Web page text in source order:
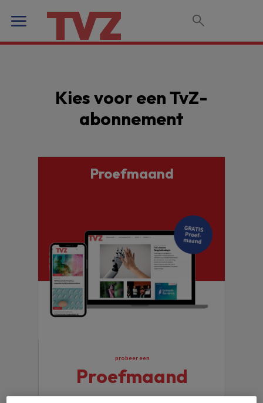
Kies voor een TvZ-
abonnement
Proefmaand
probeer een
Proefmaand